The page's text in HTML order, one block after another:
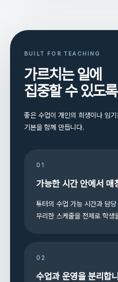
BUILT FOR TEACHING
가르치는 일에
집중할 수 있도록
좋은 수업이 개인의 희생이나 임
기본을 함께 만듭니다.
01
가능한 시간 안에서 매
튜터의 수업 가능 시간과 담
무리한 스케줄을 전제로 학생
02
수업과 운영을 분리합